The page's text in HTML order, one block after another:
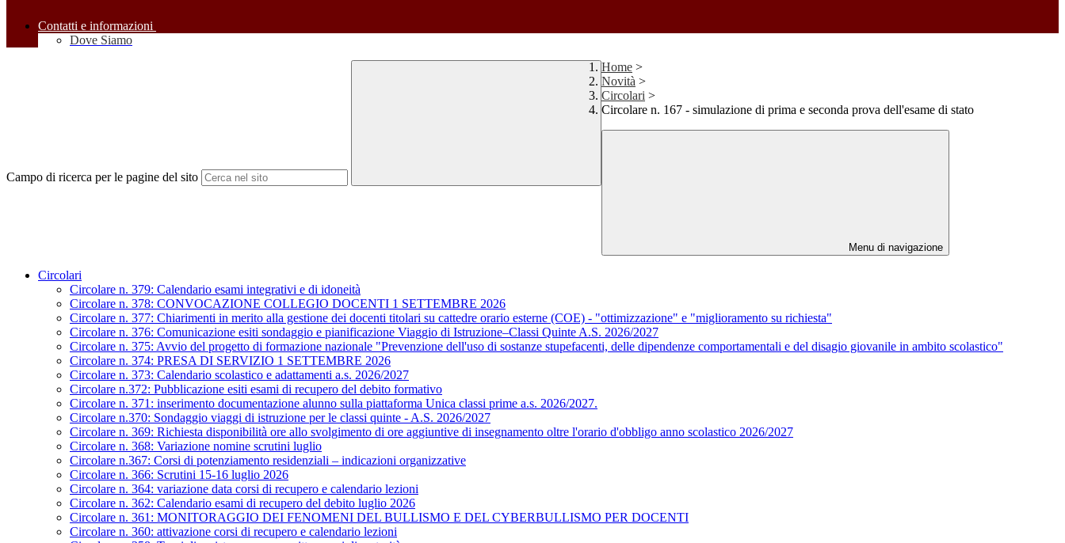
Contatti e informazioni
Dove Siamo
Campo di ricerca per le pagine del sito
Home >
Novità >
Circolari >
Circolare n. 167 - simulazione di prima e seconda prova dell'esame di stato
Menu di navigazione
Circolari
Circolare n. 379: Calendario esami integrativi e di idoneità
Circolare n. 378: CONVOCAZIONE COLLEGIO DOCENTI 1 SETTEMBRE 2026
Circolare n. 377: Chiarimenti in merito alla gestione dei docenti titolari su cattedre orario esterne (COE) - "ottimizzazione" e "miglioramento su richiesta"
Circolare n. 376: Comunicazione esiti sondaggio e pianificazione Viaggio di Istruzione–Classi Quinte A.S. 2026/2027
Circolare n. 375: Avvio del progetto di formazione nazionale "Prevenzione dell'uso di sostanze stupefacenti, delle dipendenze comportamentali e del disagio giovanile in ambito scolastico"
Circolare n. 374: PRESA DI SERVIZIO 1 SETTEMBRE 2026
Circolare n. 373: Calendario scolastico e adattamenti a.s. 2026/2027
Circolare n.372: Pubblicazione esiti esami di recupero del debito formativo
Circolare n. 371: inserimento documentazione alunno sulla piattaforma Unica classi prime a.s. 2026/2027.
Circolare n.370: Sondaggio viaggi di istruzione per le classi quinte - A.S. 2026/2027
Circolare n. 369: Richiesta disponibilità ore allo svolgimento di ore aggiuntive di insegnamento oltre l'orario d'obbligo anno scolastico 2026/2027
Circolare n. 368: Variazione nomine scrutini luglio
Circolare n.367: Corsi di potenziamento residenziali – indicazioni organizzative
Circolare n. 366: Scrutini 15-16 luglio 2026
Circolare n. 364: variazione data corsi di recupero e calendario lezioni
Circolare n. 362: Calendario esami di recupero del debito luglio 2026
Circolare n. 361: MONITORAGGIO DEI FENOMENI DEL BULLISMO E DEL CYBERBULLISMO PER DOCENTI
Circolare n. 360: attivazione corsi di recupero e calendario lezioni